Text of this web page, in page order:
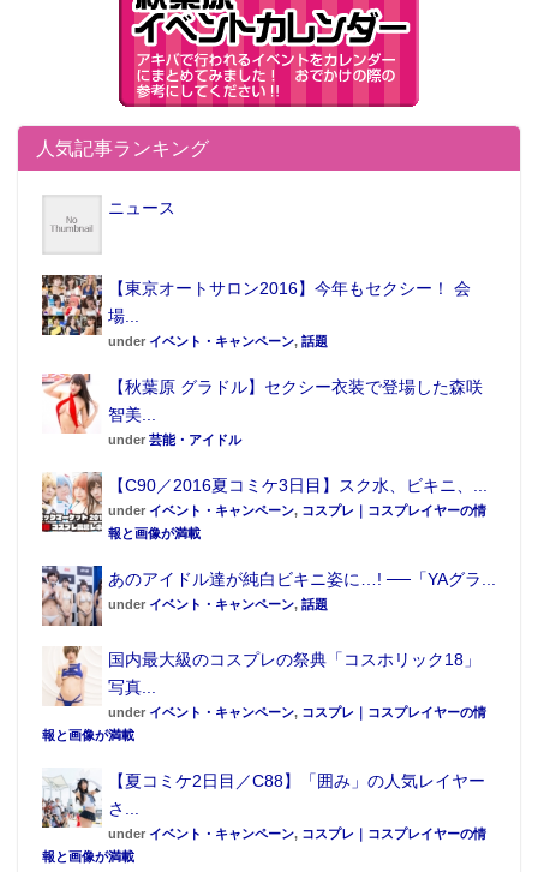
人気記事ランキング
ニュース
【東京オートサロン2016】今年もセクシー！ 会
場...
under イベント・キャンペーン, 話題
【秋葉原 グラドル】セクシー衣装で登場した森咲
智美...
under 芸能・アイドル
【C90／2016夏コミケ3日目】スク水、ビキニ、...
under イベント・キャンペーン, コスプレ｜コスプレイヤーの情
報と画像が満載
あのアイドル達が純白ビキニ姿に…! ──「YAグラ...
under イベント・キャンペーン, 話題
国内最大級のコスプレの祭典「コスホリック18」
写真...
under イベント・キャンペーン, コスプレ｜コスプレイヤーの情
報と画像が満載
【夏コミケ2日目／C88】「囲み」の人気レイヤー
さ...
under イベント・キャンペーン, コスプレ｜コスプレイヤーの情
報と画像が満載